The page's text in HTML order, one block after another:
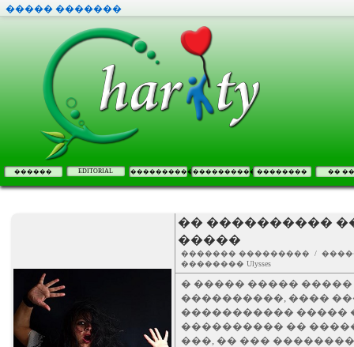
����� �������
������ EDITORIAL �������������������� �������� ��
�� ����������
�����
������� ��������� /
�������� Ulysses
� ����� �����
����������, ����
����������� �����
���������� ��
���, �� ���